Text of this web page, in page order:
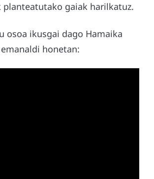
planteatutako gaiak harilkatuz.
osoa ikusgai dago Hamaika
honetan: